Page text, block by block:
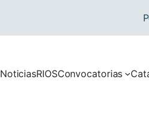
NoticiasRIOSConvocatorias